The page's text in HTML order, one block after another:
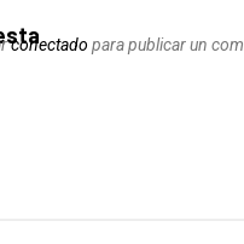
conectado para publicar un